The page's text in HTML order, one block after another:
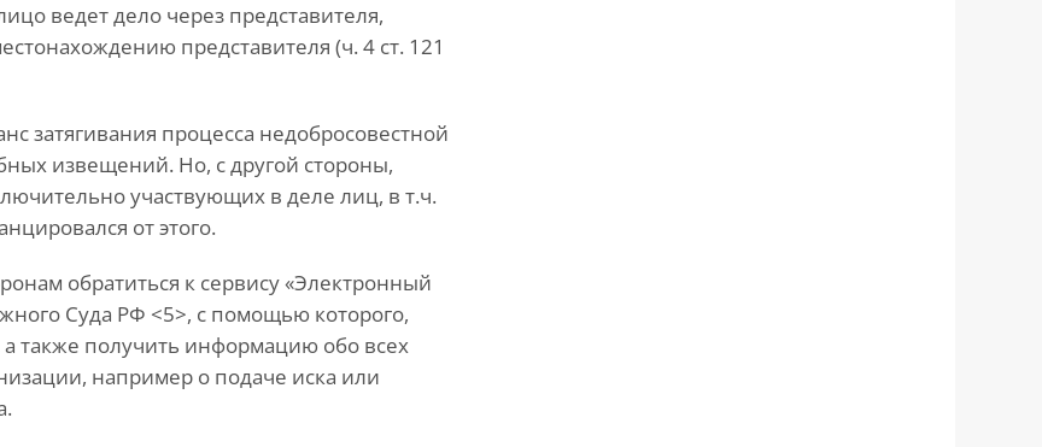
ведет дело через представителя,
представителя (ч. 4 ст. 121
затягивания процесса недобросовестной
извещений. Но, с другой стороны,
участвующих в деле лиц, в т.ч.
от этого.
обратиться к сервису «Электронный
Суда РФ <5>, с помощью которого,
также получить информацию обо всех
например о подаче иска или